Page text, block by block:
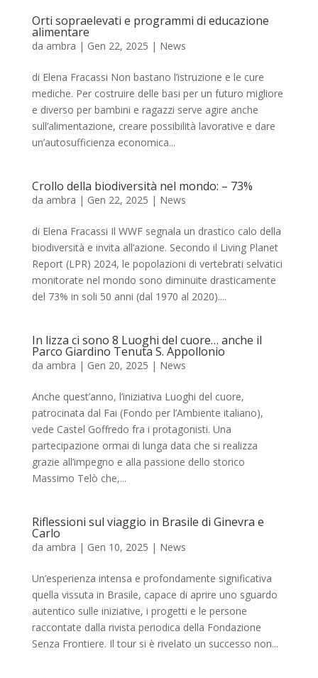
Orti sopraelevati e programmi di educazione
alimentare
da ambra | Gen 22, 2025 | News
di Elena Fracassi Non bastano l’istruzione e le cure
mediche. Per costruire delle basi per un futuro migliore
e diverso per bambini e ragazzi serve agire anche
sull’alimentazione, creare possibilità lavorative e dare
un’autosufficienza economica...
Crollo della biodiversità nel mondo: – 73%
da ambra | Gen 22, 2025 | News
di Elena Fracassi Il WWF segnala un drastico calo della
biodiversità e invita all’azione. Secondo il Living Planet
Report (LPR) 2024, le popolazioni di vertebrati selvatici
monitorate nel mondo sono diminuite drasticamente
del 73% in soli 50 anni (dal 1970 al 2020)....
In lizza ci sono 8 Luoghi del cuore… anche il
Parco Giardino Tenuta S. Appollonio
da ambra | Gen 20, 2025 | News
Anche quest’anno, l’iniziativa Luoghi del cuore,
patrocinata dal Fai (Fondo per l’Ambiente italiano),
vede Castel Goffredo fra i protagonisti. Una
partecipazione ormai di lunga data che si realizza
grazie all’impegno e alla passione dello storico
Massimo Telò che,...
Riflessioni sul viaggio in Brasile di Ginevra e
Carlo
da ambra | Gen 10, 2025 | News
Un’esperienza intensa e profondamente significativa
quella vissuta in Brasile, capace di aprire uno sguardo
autentico sulle iniziative, i progetti e le persone
raccontate dalla rivista periodica della Fondazione
Senza Frontiere. Il tour si è rivelato un successo non...